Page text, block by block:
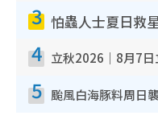
3
4
5